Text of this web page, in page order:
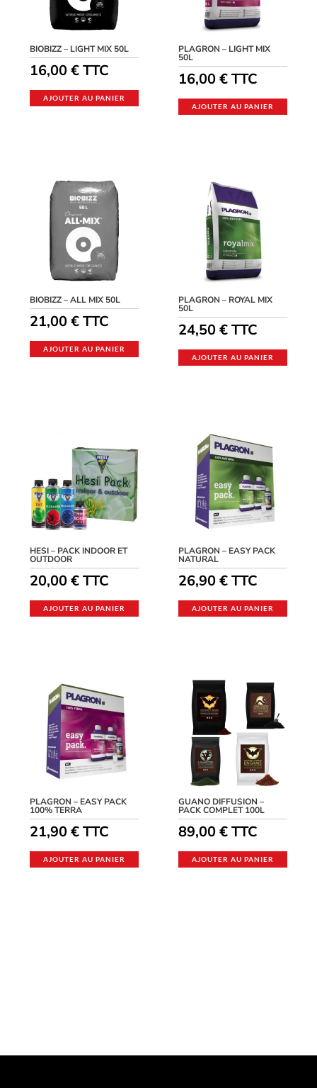
BIOBIZZ – LIGHT MIX 50L
16,00€ TTC
AJOUTER AU PANIER
PLAGRON – LIGHT MIX
50L
16,00€TTC
AJOUTER AU PANIER
BIOBIZZ – ALL MIX 50L
21,00€ TTC
AJOUTER AU PANIER
PLAGRON – ROYAL MIX
50L
24,50€TTC
AJOUTER AU PANIER
HESI – PACK INDOOR ET
OUTDOOR
20,00€ TTC
AJOUTER AU PANIER
PLAGRON – EASY PACK
NATURAL
26,90€TTC
AJOUTER AU PANIER
PLAGRON – EASY PACK
100% TERRA
21,90€ TTC
AJOUTER AU PANIER
GUANO DIFFUSION –
PACK COMPLET 100L
89,00€TTC
AJOUTER AU PANIER